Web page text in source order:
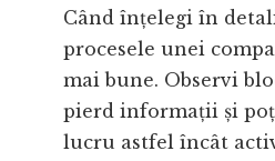
Când înțelegi în
procesele unei
mai bune. Observi
pierd informații și
lucru astfel încât